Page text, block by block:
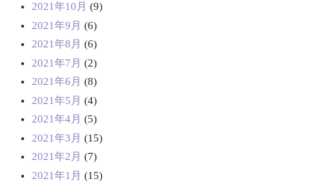
2021年10月 (9)
2021年9月 (6)
2021年8月 (6)
2021年7月 (2)
2021年6月 (8)
2021年5月 (4)
2021年4月 (5)
2021年3月 (15)
2021年2月 (7)
2021年1月 (15)